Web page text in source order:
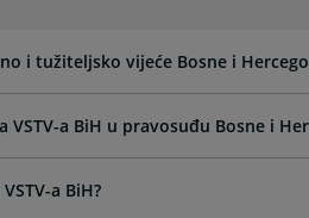
i tužiteljsko vijeće Bosne i
VSTV-a BiH u pravosuđu Bosne i
a BiH?